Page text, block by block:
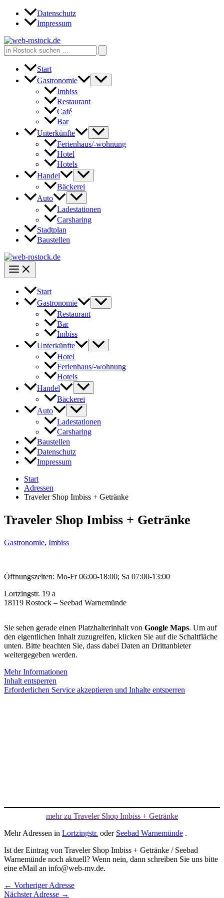
Zum
Inhalt
Datenschutz
Impressum
Search
for:
Start
Gastronomie
Imbiss
Restaurant
Café
Bar
Unterkünfte
Ferienhaus/-wohnung
Hotel
Hotels
Handel
Bäckerei
Auto
Ladestationen
Carsharing
Stadtplan
Baustellen
Start
Gastronomie
Restaurant
Bar
Imbiss
Unterkünfte
Hotel
Ferienhaus/-wohnung
Hotels
Handel
Bäckerei
Auto
Ladestationen
Carsharing
Baustellen
Datenschutz
Impressum
Start
Adressen
Traveler Shop Imbiss + Getränke
Traveler Shop Imbiss + Getränke
Gastronomie, Imbiss
Öffnungszeiten: Mo-Fr 06:00-18:00; Sa 07:00-13:00
Lortzingstr. 19 a
18119 Rostock – Seebad Warnemünde
Sie sehen gerade einen Platzhalterinhalt von Google Maps. Um auf
den eigentlichen Inhalt zuzugreifen, klicken Sie auf die Schaltfläche
unten. Bitte beachten Sie, dass dabei Daten an Drittanbieter
weitergegeben werden.
Mehr Informationen
Inhalt entsperren
Erforderlichen Service akzeptieren und Inhalte entsperren
mehr zu Traveler Shop Imbiss + Getränke
Mehr Adressen in Lortzingstr. oder Seebad Warnemünde .
Ist der Eintrag von Traveler Shop Imbiss + Getränke / Seebad
Warnemünde noch aktuell? Wenn nein, dann schreiben Sie uns bitte
eine eMail an info@web-mv.de.
← Vorheriger Adresse
Nächster Adresse →